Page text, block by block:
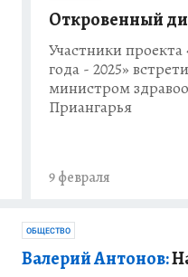
Откровенный
Участники
года - 2025»
министром
Приангарья
9 февраля
ОБЩЕСТВО
Валерий Антонов: